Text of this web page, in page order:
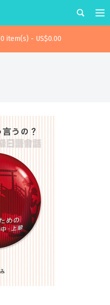
0 item(s) - US$0.00